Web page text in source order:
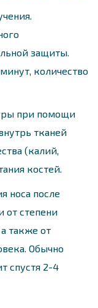
защиты.
количество
при помощи
тканей
(калий,
костей.
носа после
от степени
также от
Обычно
спустя 2-4